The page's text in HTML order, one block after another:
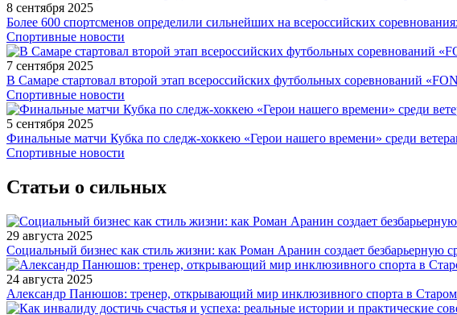
8 сентября 2025
Более 600 спортсменов определили сильнейших на всероссийских
Спортивные новости
7 сентября 2025
В Самаре стартовал второй этап всероссийских футбольных соревнований
Спортивные новости
5 сентября 2025
Финальные матчи Кубка по следж-хоккею «Герои нашего времени» среди
Спортивные новости
Статьи о сильных
29 августа 2025
Социальный бизнес как стиль жизни: как Роман Аранин создает безбарьерную
24 августа 2025
Александр Панюшов: тренер, открывающий мир инклюзивного спорта в